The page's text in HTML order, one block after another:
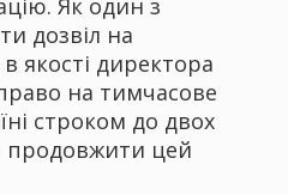
Як один з
дозвіл на
якості директора
на тимчасове
строком до двох
продовжити цей